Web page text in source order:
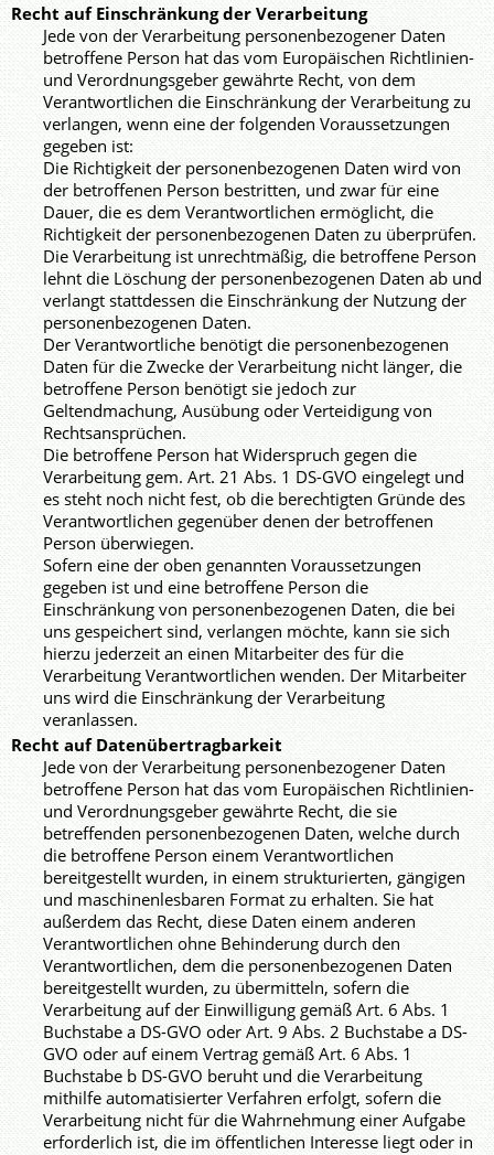
Recht auf Einschränkung der Verarbeitung
Jede von der Verarbeitung personenbezogener Daten
betroffene Person hat das vom Europäischen Richtlinien-
und Verordnungsgeber gewährte Recht, von dem
Verantwortlichen die Einschränkung der Verarbeitung zu
verlangen, wenn eine der folgenden Voraussetzungen
gegeben ist:
Die Richtigkeit der personenbezogenen Daten wird von
der betroffenen Person bestritten, und zwar für eine
Dauer, die es dem Verantwortlichen ermöglicht, die
Richtigkeit der personenbezogenen Daten zu überprüfen.
Die Verarbeitung ist unrechtmäßig, die betroffene Person
lehnt die Löschung der personenbezogenen Daten ab und
verlangt stattdessen die Einschränkung der Nutzung der
personenbezogenen Daten.
Der Verantwortliche benötigt die personenbezogenen
Daten für die Zwecke der Verarbeitung nicht länger, die
betroffene Person benötigt sie jedoch zur
Geltendmachung, Ausübung oder Verteidigung von
Rechtsansprüchen.
Die betroffene Person hat Widerspruch gegen die
Verarbeitung gem. Art. 21 Abs. 1 DS-GVO eingelegt und
es steht noch nicht fest, ob die berechtigten Gründe des
Verantwortlichen gegenüber denen der betroffenen
Person überwiegen.
Sofern eine der oben genannten Voraussetzungen
gegeben ist und eine betroffene Person die
Einschränkung von personenbezogenen Daten, die bei
uns gespeichert sind, verlangen möchte, kann sie sich
hierzu jederzeit an einen Mitarbeiter des für die
Verarbeitung Verantwortlichen wenden. Der Mitarbeiter
uns wird die Einschränkung der Verarbeitung
veranlassen.
Recht auf Datenübertragbarkeit
Jede von der Verarbeitung personenbezogener Daten
betroffene Person hat das vom Europäischen Richtlinien-
und Verordnungsgeber gewährte Recht, die sie
betreffenden personenbezogenen Daten, welche durch
die betroffene Person einem Verantwortlichen
bereitgestellt wurden, in einem strukturierten, gängigen
und maschinenlesbaren Format zu erhalten. Sie hat
außerdem das Recht, diese Daten einem anderen
Verantwortlichen ohne Behinderung durch den
Verantwortlichen, dem die personenbezogenen Daten
bereitgestellt wurden, zu übermitteln, sofern die
Verarbeitung auf der Einwilligung gemäß Art. 6 Abs. 1
Buchstabe a DS-GVO oder Art. 9 Abs. 2 Buchstabe a DS-
GVO oder auf einem Vertrag gemäß Art. 6 Abs. 1
Buchstabe b DS-GVO beruht und die Verarbeitung
mithilfe automatisierter Verfahren erfolgt, sofern die
Verarbeitung nicht für die Wahrnehmung einer Aufgabe
erforderlich ist, die im öffentlichen Interesse liegt oder in